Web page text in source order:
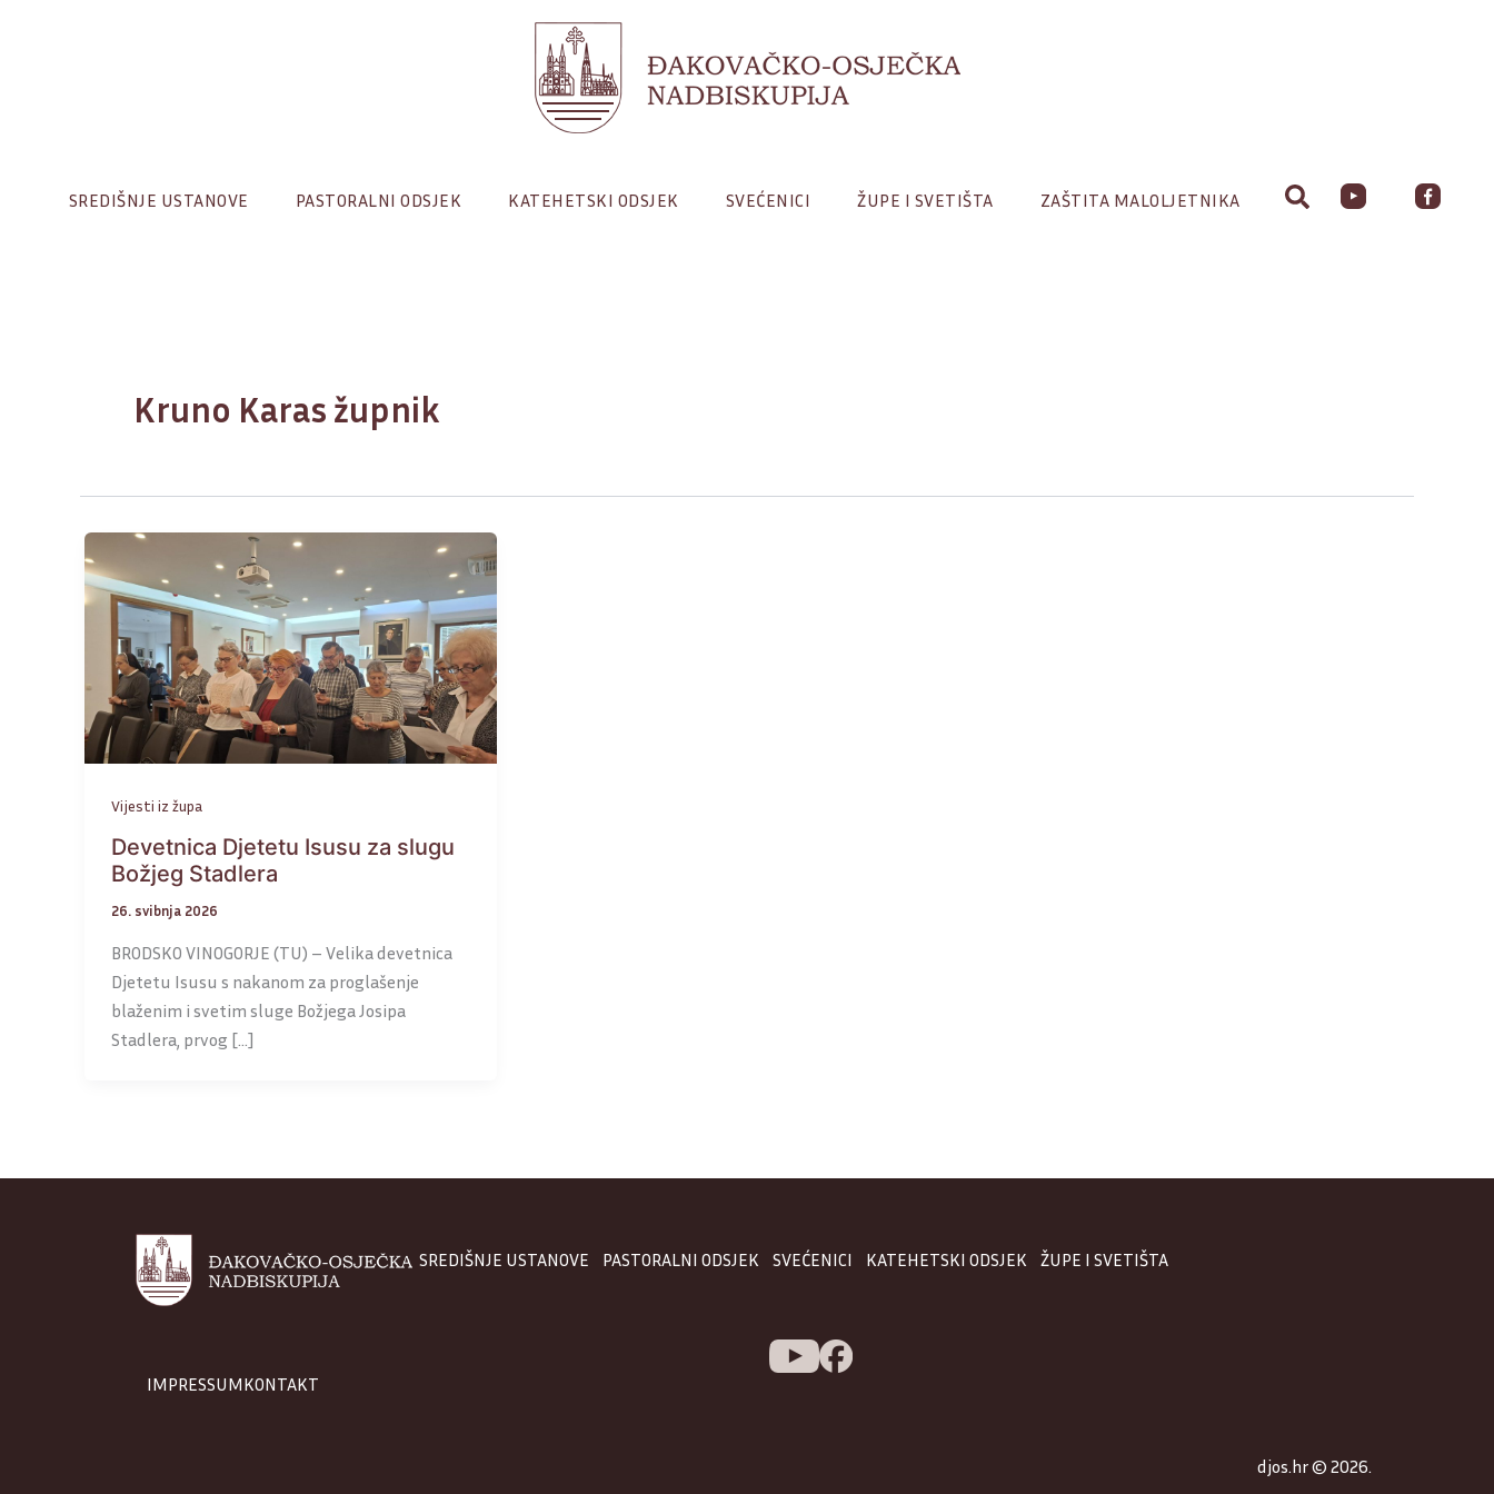
SREDIŠNJE USTANOVE PASTORALNI ODSJEK KATEHETSKI ODSJEK SVEĆENICI ŽUPE I SVETIŠTA ZAŠTITA MALOLJETNIKA
Kruno Karas župnik
Vijesti iz župa
Devetnica Djetetu Isusu za slugu
Božjeg Stadlera
26. svibnja 2026
BRODSKO VINOGORJE (TU) – Velika devetnica
Djetetu Isusu s nakanom za proglašenje
blaženim i svetim sluge Božjega Josipa
Stadlera, prvog […]
SREDIŠNJE USTANOVE PASTORALNI ODSJEK SVEĆENICI KATEHETSKI ODSJEK ŽUPE I SVETIŠTA
IMPRESSUMKONTAKT
djos.hr © 2026.